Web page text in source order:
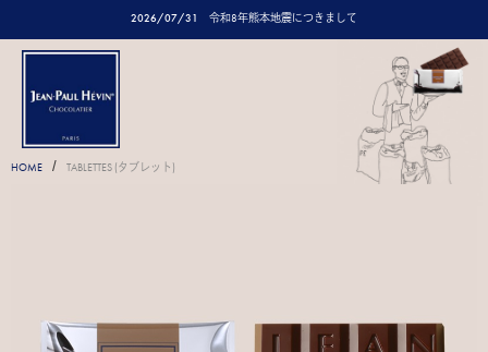
2026/07/31 令和8年熊本地震につきまして
HOME / TABLETTES (タブレット)